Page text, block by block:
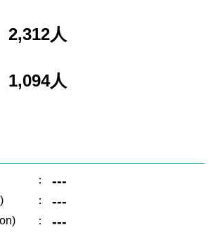
2,312人
1,094人
： ---
： ---
： ---